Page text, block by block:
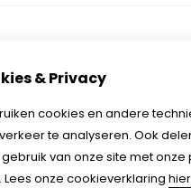
& Privacy
cookies en andere
te analyseren. Ook
van onze site met
Lees onze cookieverklaring hier